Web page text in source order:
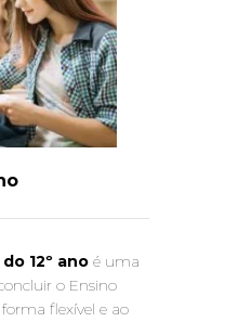
12º ano é uma
o Ensino
flexível e ao